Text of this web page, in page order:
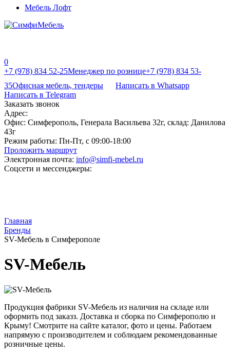
Мебель Лофт
0
+7 (978) 834 52-25Менеджер по рознице+7 (978) 834 53-
35Офисная мебель, тендеры
Написать в Whatsapp
Написать в Telegram
Заказать звонок
Адрес:
Офис: Симферополь, Генерала Васильева 32г, склад: Данилова
43г
Режим работы: Пн-Пт, с 09:00-18:00
Проложить маршрут
Электронная почта: info@simfi-mebel.ru
Соцсети и мессенджеры:
Главная
Бренды
SV-Мебель в Симферополе
SV-Мебель
Продукция фабрики SV-Мебель из наличия на складе или
оформить под заказз. Доставка и сборка по Симферополю и
Крыму! Смотрите на сайте каталог, фото и цены. Работаем
напрямую с производителем и соблюдаем рекомендованные
розничные цены.